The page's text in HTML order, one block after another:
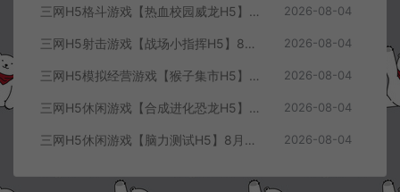
三网H5格斗游戏【热血校园威龙H5】8月最新整理Linux手工服务端+Win一键服务端+解压即玩+简易安卓客户端+详细搭建教程 2026-08-04
三网H5射击游戏【战场小指挥H5】8月最新整理Linux手工服务端+Win一键服务端+解压即玩+简易安卓客户端+详细搭建教程 2026-08-04
三网H5模拟经营游戏【猴子集市H5】8月最新整理Linux手工服务端+Win一键服务端+解压即玩+简易安卓客户端+详细搭建教程 2026-08-04
三网H5休闲游戏【合成进化恐龙H5】8月最新整理Linux手工服务端+Win一键服务端+解压即玩+简易安卓客户端+详细搭建教程 2026-08-04
三网H5休闲游戏【脑力测试H5】8月最新整理Linux手工服务端+Win一键服务端+解压即玩+简易安卓客户端+详细搭建教程 2026-08-04